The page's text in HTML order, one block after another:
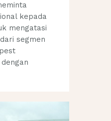
kepada
mengatasi
segmen